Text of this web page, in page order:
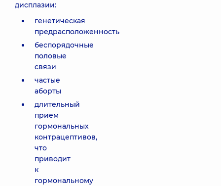
дисплазии:
генетическая
предрасположенность
беспорядочные
половые
связи
частые
аборты
длительный
прием
гормональных
контрацептивов,
что
приводит
к
гормональному